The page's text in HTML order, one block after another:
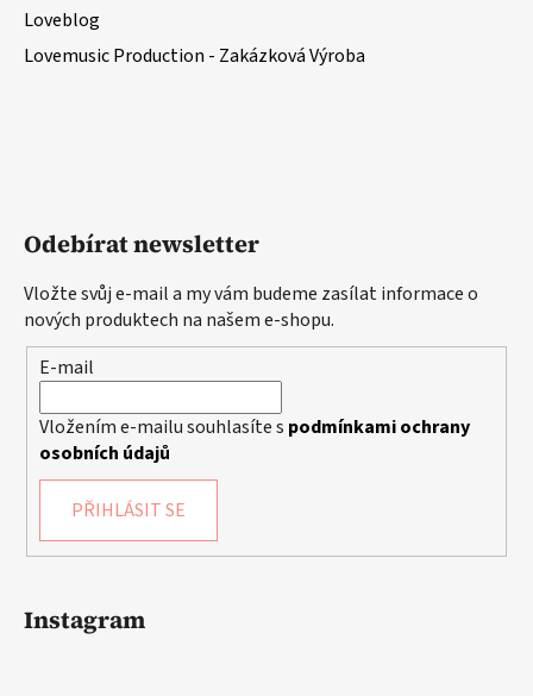
Loveblog
Lovemusic Production - Zakázková Výroba
Odebírat newsletter
Vložte svůj e-mail a my vám budeme zasílat informace o
nových produktech na našem e-shopu.
E-mail
Vložením e-mailu souhlasíte s podmínkami ochrany
osobních údajů
PŘIHLÁSIT SE
Instagram